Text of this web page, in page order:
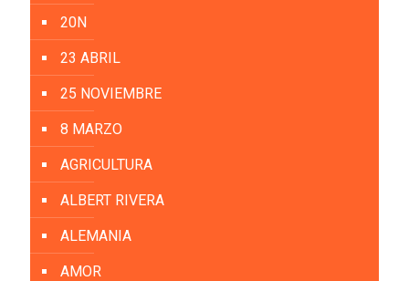
20N
23 ABRIL
25 NOVIEMBRE
8 MARZO
AGRICULTURA
ALBERT RIVERA
ALEMANIA
AMOR